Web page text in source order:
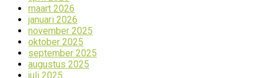
maart 2026
januari 2026
november 2025
oktober 2025
september 2025
augustus 2025
juli 2025